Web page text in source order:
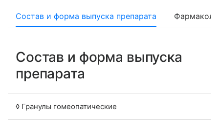
Состав и форма выпуска препарата
Состав и форма выпуска
препарата
◊ Гранулы гомеопатические